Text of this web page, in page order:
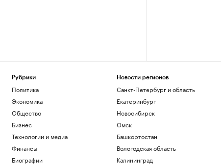
Рубрики
Политика
Экономика
Общество
Бизнес
Технологии и медиа
Финансы
Биографии
Новости регионов
Санкт-Петербург и область
Екатеринбург
Новосибирск
Омск
Башкортостан
Вологодская область
Калининград